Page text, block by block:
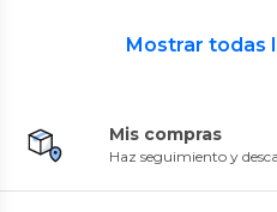
Mostrar todas
Mis compras
Haz seguimiento y